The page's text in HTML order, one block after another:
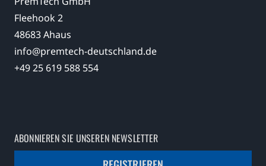
Fleehook 2
48683 Ahaus
info@premtech-deutschland.de
+49 25 619 588 554
ABONNIEREN SIE UNSEREN NEWSLETTER